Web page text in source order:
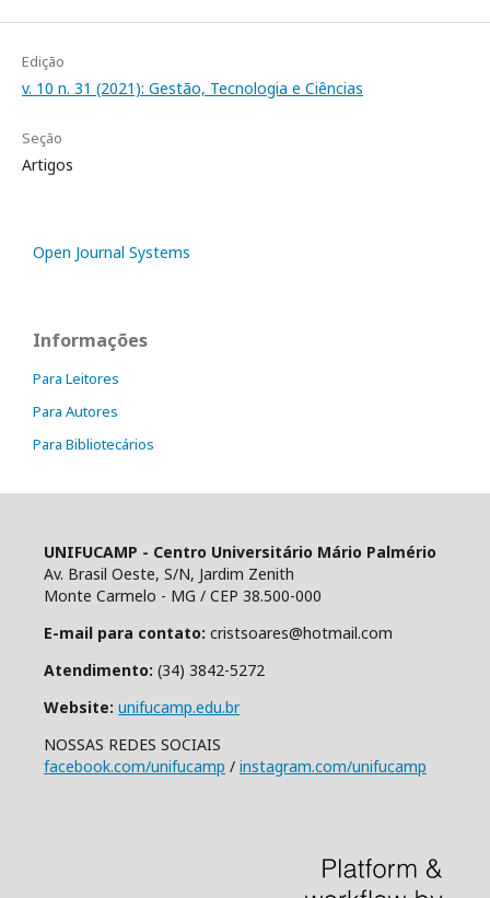
Edição
v. 10 n. 31 (2021): Gestão, Tecnologia e Ciências
Seção
Artigos
Open Journal Systems
Informações
Para Leitores
Para Autores
Para Bibliotecários
UNIFUCAMP - Centro Universitário Mário Palmério
Av. Brasil Oeste, S/N, Jardim Zenith
Monte Carmelo - MG / CEP 38.500-000
E-mail para contato: cristsoares@hotmail.com
Atendimento: (34) 3842-5272
Website: unifucamp.edu.br
NOSSAS REDES SOCIAIS
facebook.com/unifucamp / instagram.com/unifucamp